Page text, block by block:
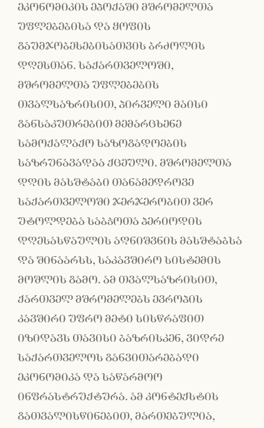
ეკონომიკის ეპოქაში მშრომელთა
უფლებებისა და ყოფის
გაუმჯობესებისათვის ბრძოლის
დღესთან. საქართველოში,
მშრომელთა უფლებების
თვალსაზრისით, პირველი მაისი
განსაკუთრებით მემარცხენე
სამოქალაქო საზოგადოების
საზრუნავადაა ქცეული. მშრომელთა
დღის მასშტაბი თანამედროვე
საქართველოში ჯერჯერობით ვერ
უტოლდება საბჭოთა პერიოდის
დღესასწაულის აღნიშვნის მასშტაბსა
და შინაარსს, საკავშირო სისტემის
მოშლის გამო. ამ თვალსაზრისით,
ქართველ მშრომელებს ევროპის
კავშირი უფრო მეტი სისწრაფით
იზიდავს თავისი ბაზრისკენ, ვიდრე
საქართველოს განვითარებადი
ეკონომიკა და საწარმოო
ინფრასტრუქტურა. ამ კონტექსტის
გათვალისწინებით, მართებულია,